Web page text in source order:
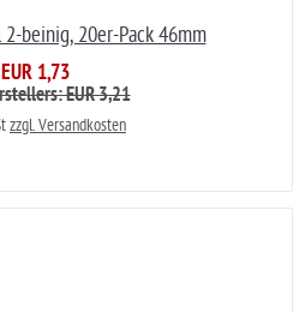
beinig, 20er-Pack 46mm
EUR 1,73
EUR 3,21
zzgl. Versandkosten